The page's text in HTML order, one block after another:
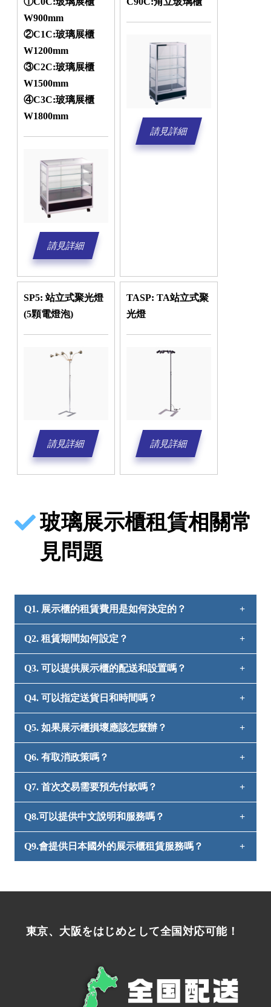
W900mm
②C1C:玻璃展櫃
W1200mm
③C2C:玻璃展櫃
W1500mm
④C3C:玻璃展櫃
W1800mm
請見詳細
請見詳細
SP5: 站立式聚光燈
(5顆電燈泡)
請見詳細
TASP: TA站立式聚
光燈
請見詳細
玻璃展示櫃租賃相關常
見問題
Q1. 展示櫃的租賃費用是如何決定的？
A1. 租賃費用根據展示櫃的大小、租賃期間及其他服
請求報價。
Q2. 租賃期間如何設定？
A2. 最短租賃期間為1天，也可進行長期租賃。租賃
價。
Q3. 可以提供展示櫃的配送和設置嗎？
A3. 是的，我們提供配送、設置、回收服務。有關服
Q4. 可以指定送貨日和時間嗎？
A4. 是的，請事先通知我們您希望的送貨日和時間
Q5. 如果展示櫃損壞應該怎麼辦？
A5. 如果不幸發生損壞，請立即聯繫我們。我們將根
Q6. 有取消政策嗎？
A6. 是的，取消訂單有條件限制。如果希望取消訂
用，請事先查看報價單上的合約條款。
Q7. 首次交易需要預先付款嗎？
A7. 是的，對於新客戶，我們要求首次交易時預先付
Q8.可以提供中文說明和服務嗎？
A8.我們可以提供普通話和廣東話服務。
Q9.會提供日本國外的展示櫃租賃服務嗎？
東京、大阪をはじめとして全国対応可能！